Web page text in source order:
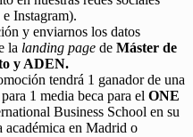
Instagram).
y enviarnos los datos
la landing page de Máster de
y ADEN.
tendrá 1 ganador de una
1 media beca para el ONE
Business School en su
académica en Madrid o